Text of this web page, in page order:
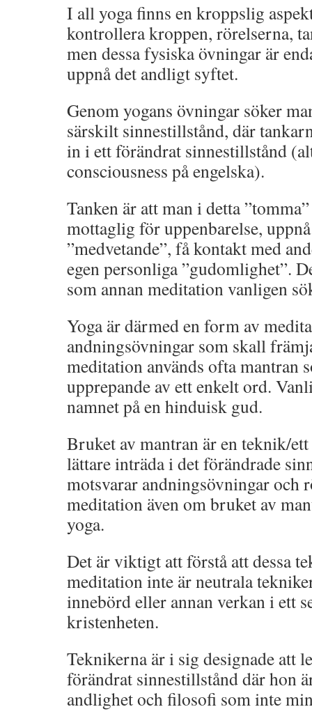
I all yoga finns en kroppslig
kontrollera kroppen, rörelserna,
men dessa fysiska övningar är
uppnå det andligt syftet.
Genom yogans övningar söker
särskilt sinnestillstånd, där
in i ett förändrat sinnestillstånd
consciousness på engelska).
Tanken är att man i detta
mottaglig för uppenbarelse,
”medvetande”, få kontakt med
egen personliga ”gudomlighet”.
som annan meditation vanligen
Yoga är därmed en form av
andningsövningar som skall
meditation används ofta mantran
upprepande av ett enkelt ord.
namnet på en hinduisk gud.
Bruket av mantran är en teknik/
lättare inträda i det förändrade
motsvarar andningsövningar och
meditation även om bruket av
yoga.
Det är viktigt att förstå att dessa
meditation inte är neutrala
innebörd eller annan verkan i ett
kristenheten.
Teknikerna är i sig designade att
förändrat sinnestillstånd där hon
andlighet och filosofi som inte